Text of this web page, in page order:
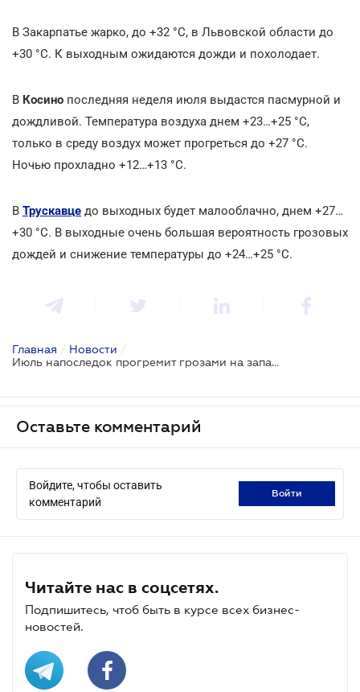
В Закарпатье жарко, до +32 °С, в Львовской области до
+30 °С. К выходным ожидаются дожди и похолодает.
В Косино последняя неделя июля выдастся пасмурной и
дождливой. Температура воздуха днем +23…+25 °С,
только в среду воздух может прогреться до +27 °С.
Ночью прохладно +12…+13 °С.
В Трускавце до выходных будет малооблачно, днем +27…
+30 °С. В выходные очень большая вероятность грозовых
дождей и снижение температуры до +24…+25 °С.
Главная / Новости /
Июль напоследок прогремит грозами на западе Украины
Оставьте комментарий
Войдите, чтобы оставить
комментарий
войти
Читайте нас в соцсетях.
Подпишитесь, чтоб быть в курсе всех бизнес-
новостей.